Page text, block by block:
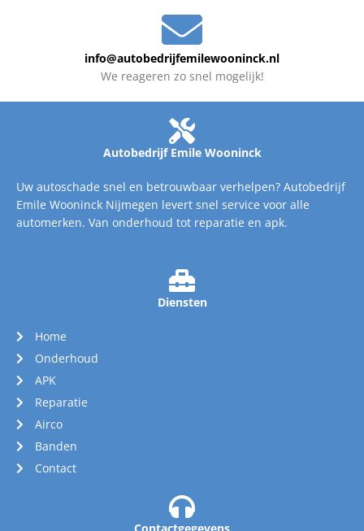
info@autobedrijfemilewooninck.nl
We reageren zo snel mogelijk!
Autobedrijf Emile Wooninck
Uw autoschade snel en betrouwbaar verhelpen? Autobedrijf
Emile Wooninck Nijmegen levert snel service voor alle
automerken. Van onderhoud tot reparatie en apk.
Diensten
Home
Onderhoud
APK
Reparatie
Airco
Banden
Contact